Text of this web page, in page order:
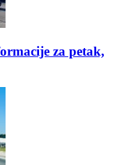
za petak,